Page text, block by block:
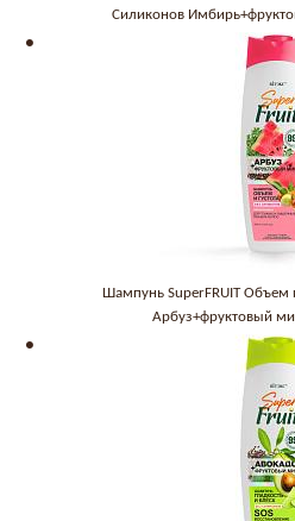
Силиконов
Шампунь SuperFRUIT Объем
Арбуз+фруктовый